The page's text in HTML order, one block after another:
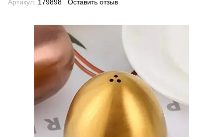
Артикул: 179898 Оставить отзыв